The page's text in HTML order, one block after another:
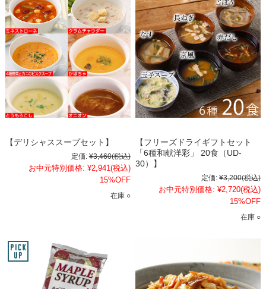
【デリシャススープセット】
定価: ¥3,460(税込)
お中元特別価格: ¥2,941(税込)
15%OFF
在庫 ○
【フリーズドライギフトセット
「6種和献洋彩」 20食（UD-
30）】
定価: ¥3,200(税込)
お中元特別価格: ¥2,720(税込)
15%OFF
在庫 ○